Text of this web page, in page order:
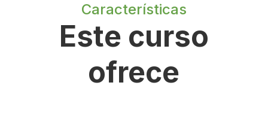
Características
Este curso
ofrece